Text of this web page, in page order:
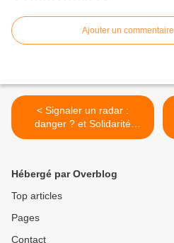
Ajouter un commentaire
< Signaler un radar :
danger ? et Solidarité
routière
Hébergé par Overblog
Top articles
Pages
Contact